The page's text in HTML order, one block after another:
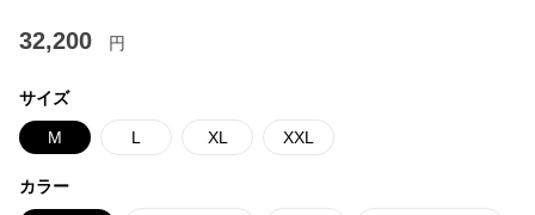
32,200 円
サイズ
M L XL XXL
カラー